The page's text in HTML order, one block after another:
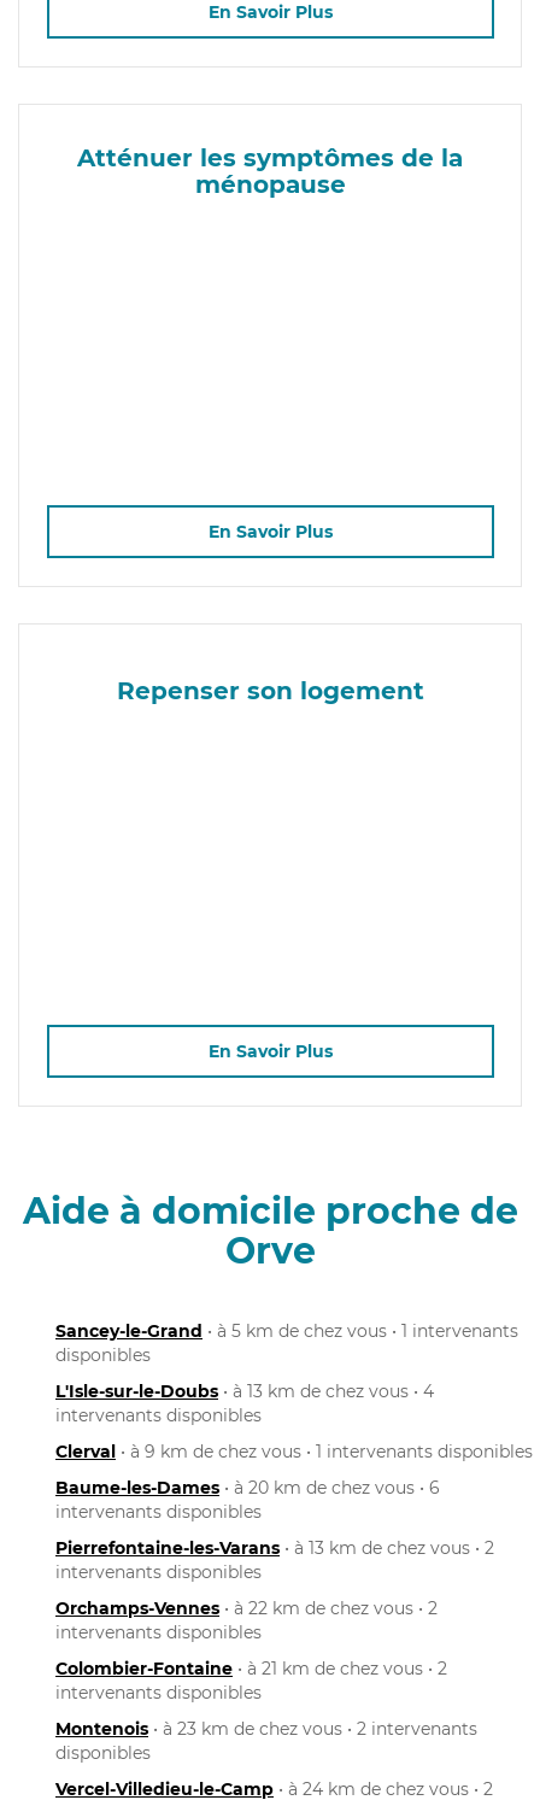
En Savoir Plus
Atténuer les symptômes de la
ménopause
En Savoir Plus
Repenser son logement
En Savoir Plus
Aide à domicile proche de
Orve
Sancey-le-Grand • à 5 km de chez vous • 1 intervenants
disponibles
L'Isle-sur-le-Doubs • à 13 km de chez vous • 4
intervenants disponibles
Clerval • à 9 km de chez vous • 1 intervenants disponibles
Baume-les-Dames • à 20 km de chez vous • 6
intervenants disponibles
Pierrefontaine-les-Varans • à 13 km de chez vous • 2
intervenants disponibles
Orchamps-Vennes • à 22 km de chez vous • 2
intervenants disponibles
Colombier-Fontaine • à 21 km de chez vous • 2
intervenants disponibles
Montenois • à 23 km de chez vous • 2 intervenants
disponibles
Vercel-Villedieu-le-Camp • à 24 km de chez vous • 2